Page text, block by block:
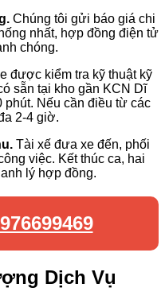
Chúng tôi gửi báo giá chi
nhất, hợp đồng điện tử
chóng.
được kiểm tra kỹ thuật kỹ
sẵn tại kho gần KCN Dĩ
Nếu cần điều từ các
2-4 giờ.
Tài xế đưa xe đến, phối
việc. Kết thúc ca, hai
lý hợp đồng.
Dịch Vụ